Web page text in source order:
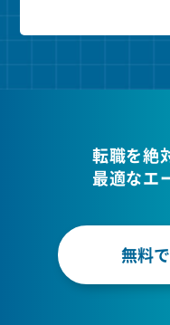
転職を絶
最適なエ
無料